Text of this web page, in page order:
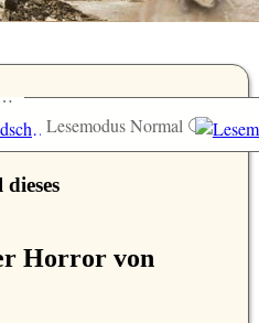
…
Lesemodus Normal
Horror von